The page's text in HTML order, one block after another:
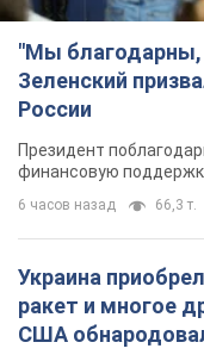
"Мы благодарны,
Зеленский
России
Президент
финансовую
6 часов назад 66,3 т.
Украина
ракет и многое
США